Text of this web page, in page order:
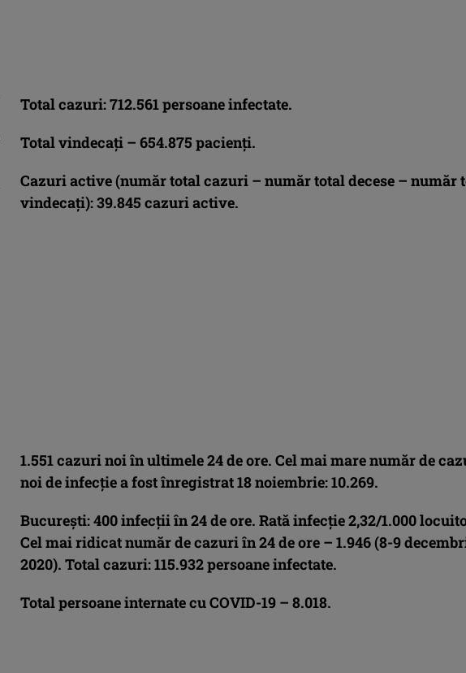
Total cazuri: 712.561 persoane infectate.
Total vindecaţi – 654.875 pacienţi.
Cazuri active (număr total cazuri – număr total decese – număr
vindecaţi):39.845 cazuri active.
1.551 cazuri noi în ultimele 24 de ore. Cel mai mare număr de
noi de infecţie a fost înregistrat 18 noiembrie: 10.269.
Bucureşti: 400infecţii în 24 de ore. Rată infecţie 2,32/1.000
Cel mai ridicat număr de cazuri în 24 de ore – 1.946 (8-9
2020). Total cazuri:115.932persoane infectate.
Total persoane internate cu COVID-19 – 8.018.